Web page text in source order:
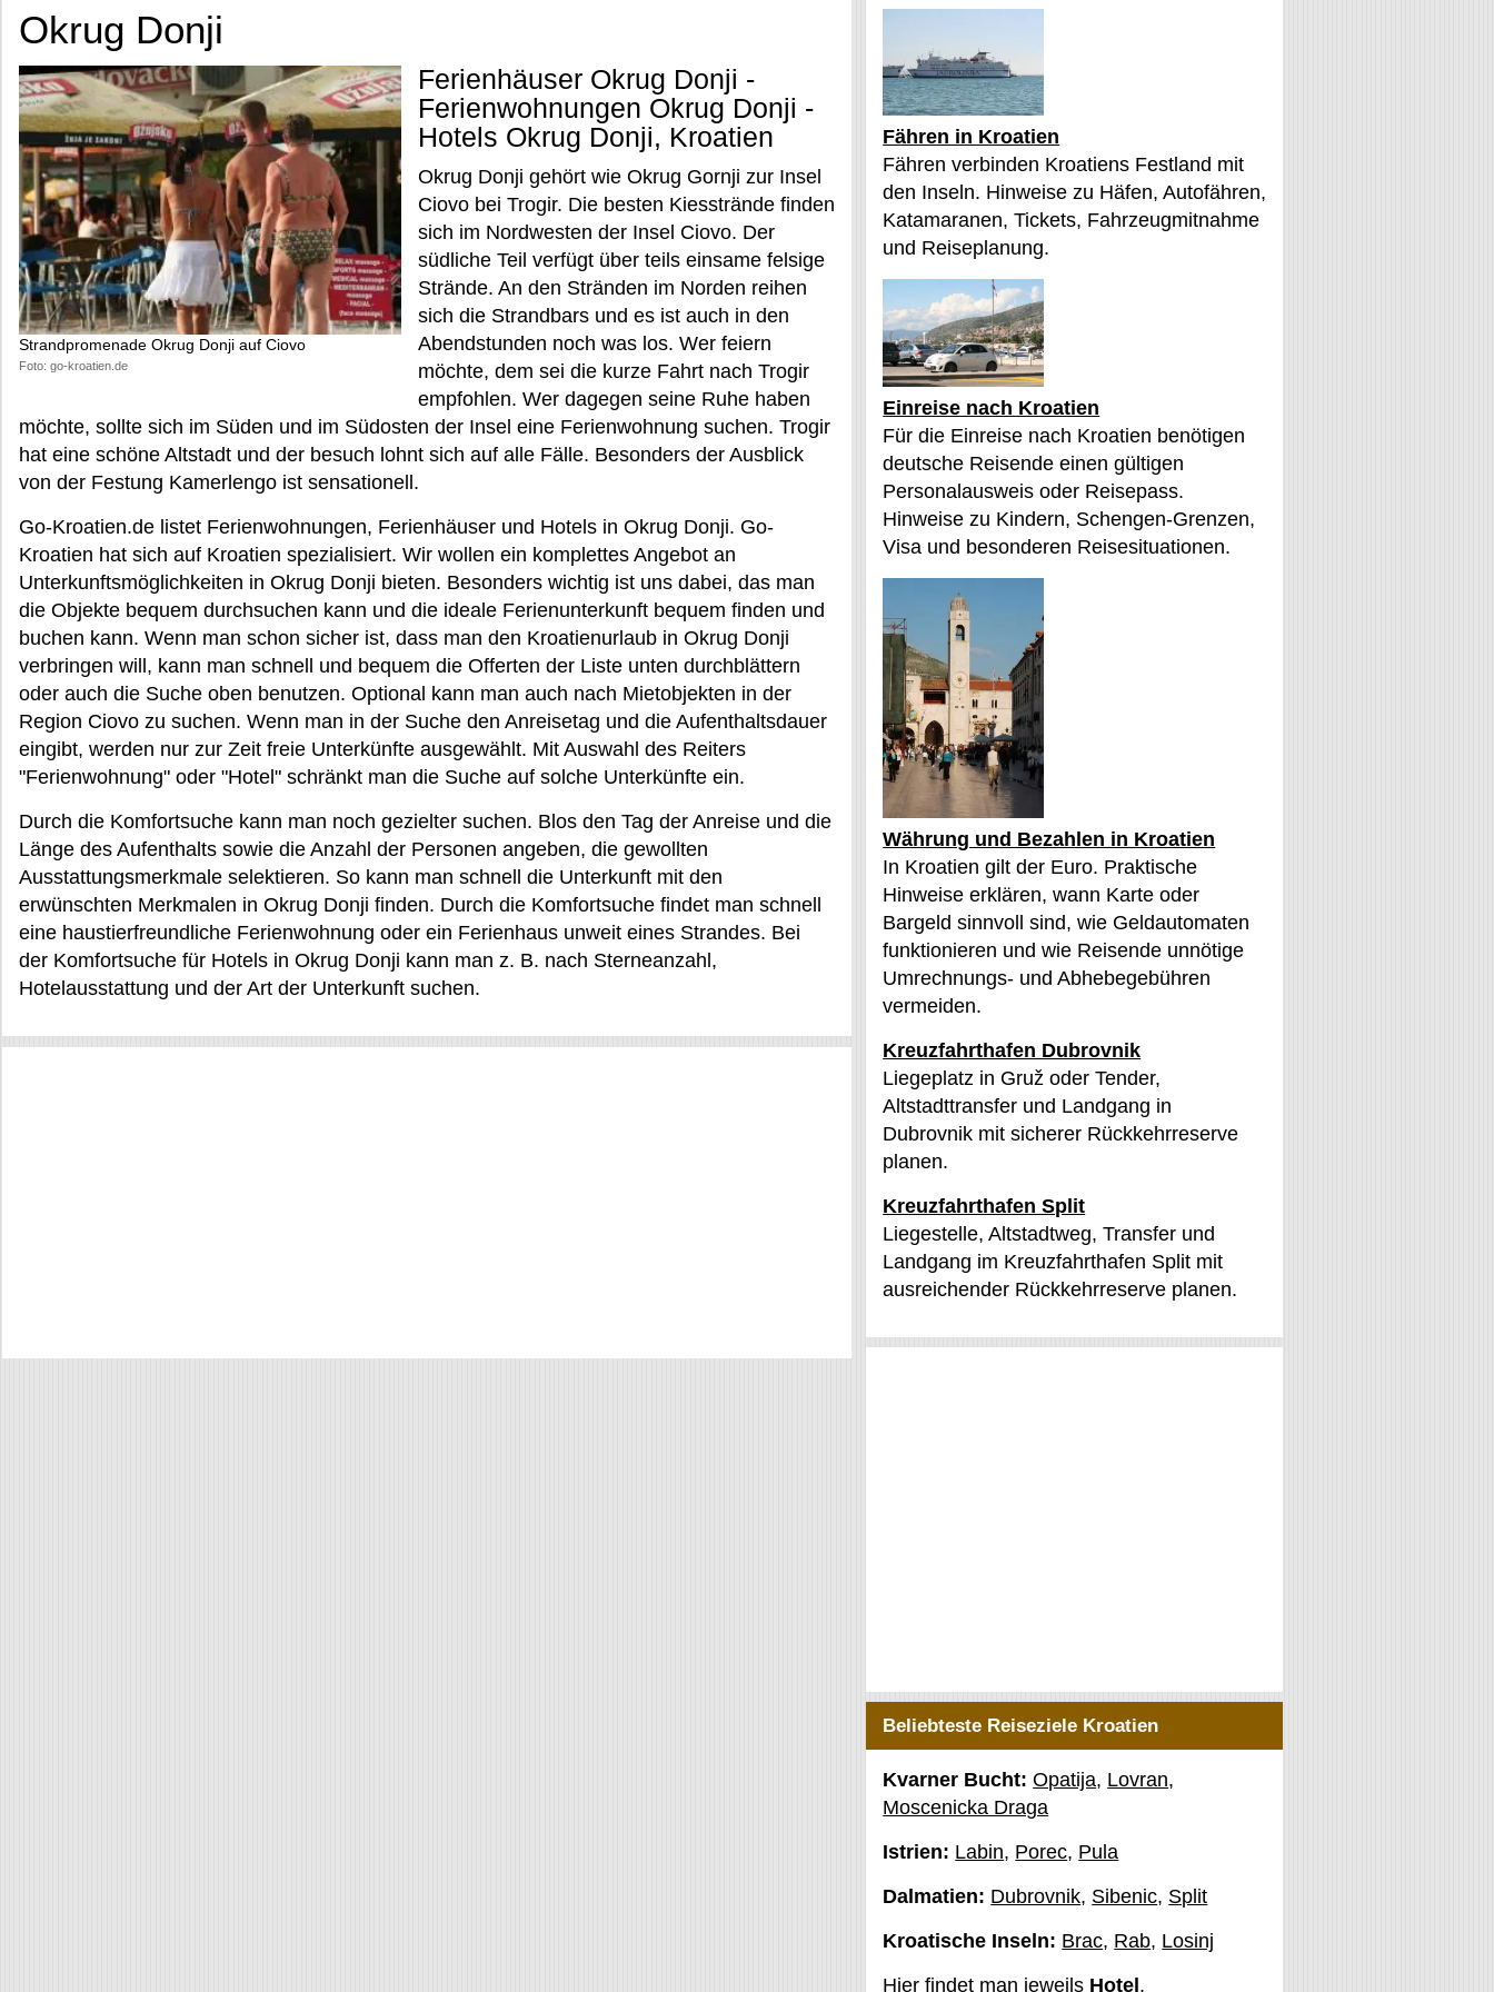
Okrug Donji
Strandpromenade Okrug Donji auf Ciovo
Foto: go-kroatien.de
Ferienhäuser Okrug Donji -
Ferienwohnungen Okrug Donji -
Hotels Okrug Donji, Kroatien
Okrug Donji gehört wie Okrug Gornji zur Insel
Ciovo bei Trogir. Die besten Kiesstrände finden
sich im Nordwesten der Insel Ciovo. Der
südliche Teil verfügt über teils einsame felsige
Strände. An den Stränden im Norden reihen
sich die Strandbars und es ist auch in den
Abendstunden noch was los. Wer feiern
möchte, dem sei die kurze Fahrt nach Trogir
empfohlen. Wer dagegen seine Ruhe haben
möchte, sollte sich im Süden und im Südosten der Insel eine Ferienwohnung suchen. Trogir
hat eine schöne Altstadt und der besuch lohnt sich auf alle Fälle. Besonders der Ausblick
von der Festung Kamerlengo ist sensationell.
Go-Kroatien.de listet Ferienwohnungen, Ferienhäuser und Hotels in Okrug Donji. Go-
Kroatien hat sich auf Kroatien spezialisiert. Wir wollen ein komplettes Angebot an
Unterkunftsmöglichkeiten in Okrug Donji bieten. Besonders wichtig ist uns dabei, das man
die Objekte bequem durchsuchen kann und die ideale Ferienunterkunft bequem finden und
buchen kann. Wenn man schon sicher ist, dass man den Kroatienurlaub in Okrug Donji
verbringen will, kann man schnell und bequem die Offerten der Liste unten durchblättern
oder auch die Suche oben benutzen. Optional kann man auch nach Mietobjekten in der
Region Ciovo zu suchen. Wenn man in der Suche den Anreisetag und die Aufenthaltsdauer
eingibt, werden nur zur Zeit freie Unterkünfte ausgewählt. Mit Auswahl des Reiters
"Ferienwohnung" oder "Hotel" schränkt man die Suche auf solche Unterkünfte ein.
Durch die Komfortsuche kann man noch gezielter suchen. Blos den Tag der Anreise und die
Länge des Aufenthalts sowie die Anzahl der Personen angeben, die gewollten
Ausstattungsmerkmale selektieren. So kann man schnell die Unterkunft mit den
erwünschten Merkmalen in Okrug Donji finden. Durch die Komfortsuche findet man schnell
eine haustierfreundliche Ferienwohnung oder ein Ferienhaus unweit eines Strandes. Bei
der Komfortsuche für Hotels in Okrug Donji kann man z. B. nach Sterneanzahl,
Hotelausstattung und der Art der Unterkunft suchen.
Fähren in Kroatien
Fähren verbinden Kroatiens Festland mit
den Inseln. Hinweise zu Häfen, Autofähren,
Katamaranen, Tickets, Fahrzeugmitnahme
und Reiseplanung.
Einreise nach Kroatien
Für die Einreise nach Kroatien benötigen
deutsche Reisende einen gültigen
Personalausweis oder Reisepass.
Hinweise zu Kindern, Schengen-Grenzen,
Visa und besonderen Reisesituationen.
Währung und Bezahlen in Kroatien
In Kroatien gilt der Euro. Praktische
Hinweise erklären, wann Karte oder
Bargeld sinnvoll sind, wie Geldautomaten
funktionieren und wie Reisende unnötige
Umrechnungs- und Abhebegebühren
vermeiden.
Kreuzfahrthafen Dubrovnik
Liegeplatz in Gruž oder Tender,
Altstadttransfer und Landgang in
Dubrovnik mit sicherer Rückkehrreserve
planen.
Kreuzfahrthafen Split
Liegestelle, Altstadtweg, Transfer und
Landgang im Kreuzfahrthafen Split mit
ausreichender Rückkehrreserve planen.
Beliebteste Reiseziele Kroatien
Kvarner Bucht: Opatija, Lovran,
Moscenicka Draga
Istrien: Labin, Porec, Pula
Dalmatien: Dubrovnik, Sibenic, Split
Kroatische Inseln: Brac, Rab, Losinj
Hier findet man jeweils Hotel ,